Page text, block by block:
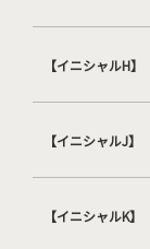
【イニシャルH】
【イニシャルJ】
【イニシャルK】